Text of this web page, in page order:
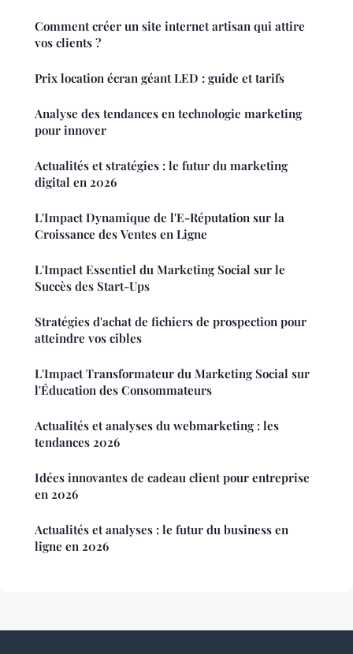
Comment créer un site internet artisan qui attire
vos clients ?
Prix location écran géant LED : guide et tarifs
Analyse des tendances en technologie marketing
pour innover
Actualités et stratégies : le futur du marketing
digital en 2026
L'Impact Dynamique de l'E-Réputation sur la
Croissance des Ventes en Ligne
L'Impact Essentiel du Marketing Social sur le
Succès des Start-Ups
Stratégies d'achat de fichiers de prospection pour
atteindre vos cibles
L'Impact Transformateur du Marketing Social sur
l'Éducation des Consommateurs
Actualités et analyses du webmarketing : les
tendances 2026
Idées innovantes de cadeau client pour entreprise
en 2026
Actualités et analyses : le futur du business en
ligne en 2026